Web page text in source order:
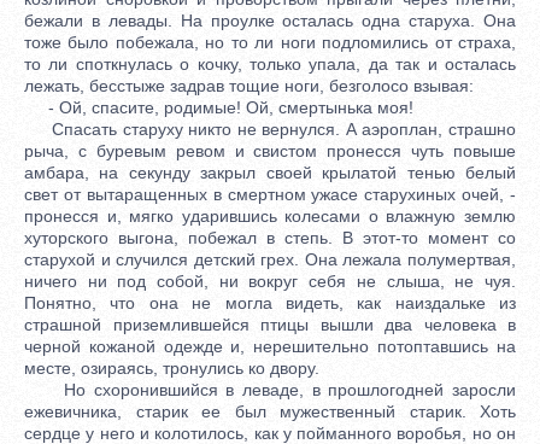
бежали в левады. На проулке осталась одна старуха. Она
тоже было побежала, но то ли ноги подломились от страха,
то ли споткнулась о кочку, только упала, да так и осталась
лежать, бесстыже задрав тощие ноги, безголосо взывая:
- Ой, спасите, родимые! Ой, смертынька моя!
Спасать старуху никто не вернулся. А аэроплан, страшно
рыча, с буревым ревом и свистом пронесся чуть повыше
амбара, на секунду закрыл своей крылатой тенью белый
свет от вытаращенных в смертном ужасе старухиных очей, -
пронесся и, мягко ударившись колесами о влажную землю
хуторского выгона, побежал в степь. В этот-то момент со
старухой и случился детский грех. Она лежала полумертвая,
ничего ни под собой, ни вокруг себя не слыша, не чуя.
Понятно, что она не могла видеть, как наиздальке из
страшной приземлившейся птицы вышли два человека в
черной кожаной одежде и, нерешительно потоптавшись на
месте, озираясь, тронулись ко двору.
Но схоронившийся в леваде, в прошлогодней заросли
ежевичника, старик ее был мужественный старик. Хоть
сердце у него и колотилось, как у пойманного воробья, но он